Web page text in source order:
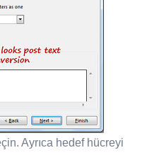
Ayrıca hedef hücreyi